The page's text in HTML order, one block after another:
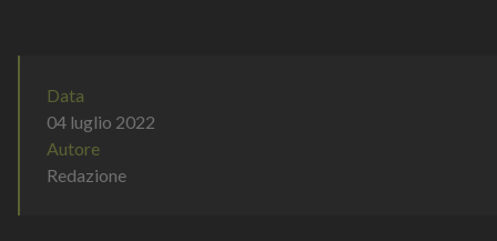
Data
04 luglio 2022
Autore
Redazione